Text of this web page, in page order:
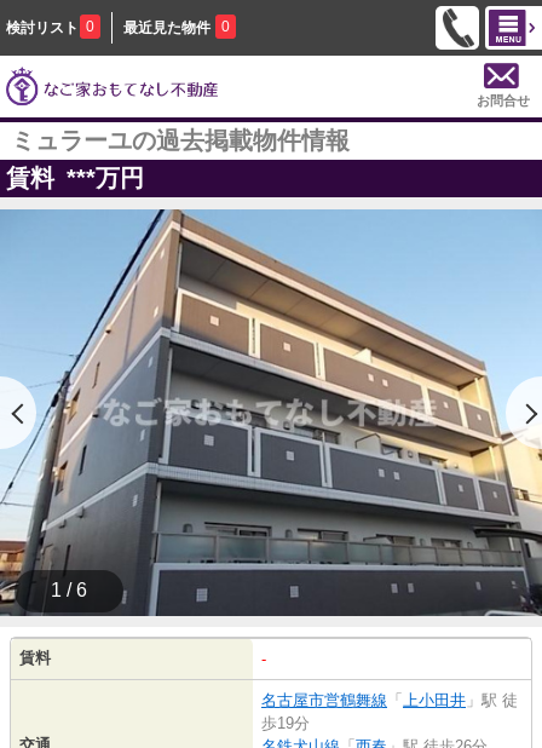
検討リスト 0 最近見た物件 0
お問合せ
ミュラーユの過去掲載物件情報
賃料 ***万円
1 / 6
賃料 -
名古屋市営鶴舞線 「 上小田井 」駅 徒
歩19分